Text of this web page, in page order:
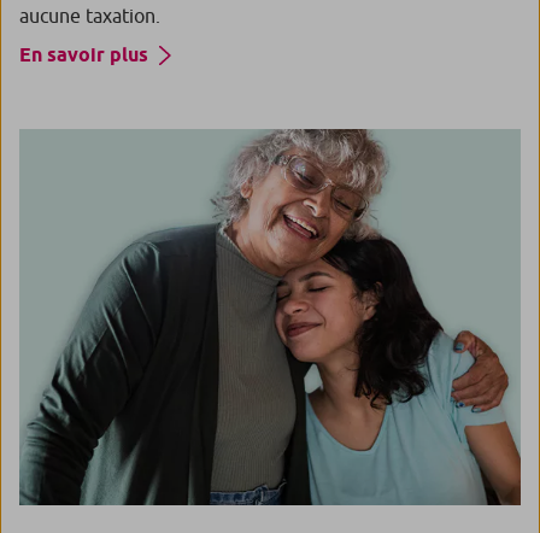
aucune taxation.
En savoir plus